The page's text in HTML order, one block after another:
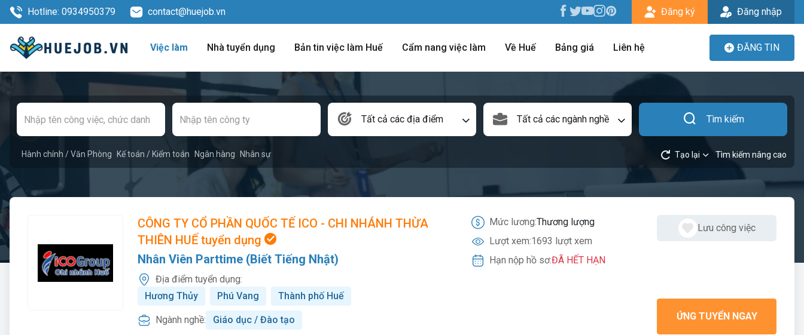
Hotline: 0934950379 contact@huejob.vn Đăng ký Đăng nhập
Việc làm Nhà tuyển dụng Bản tin việc làm Huế Cẩm nang việc làm Về Huế Bảng giá Liên hệ ĐĂNG TIN
Tất cả các địa điểm Tất cả các ngành nghề Tìm kiếm
Hành chính / Văn Phòng Kế toán / Kiểm toán Ngân hàng Nhân sự Tạo lại Tìm kiếm nâng cao
CÔNG TY CỔ PHẦN QUỐC TẾ ICO - CHI NHÁNH THỪA
THIÊN HUẾ tuyển dụng
Nhân Viên Parttime (Biết Tiếng Nhật)
Địa điểm tuyển dụng:
Hương Thủy
Phú Vang Thành phố Huế
Ngành nghề: Giáo dục / Đào tạo
Mức lương:Thương lượng
Lượt xem:1693 lượt xem
Hạn nộp hồ sơ:ĐÃ HẾT HẠN
Lưu công việc
ỨNG TUYỂN NGAY